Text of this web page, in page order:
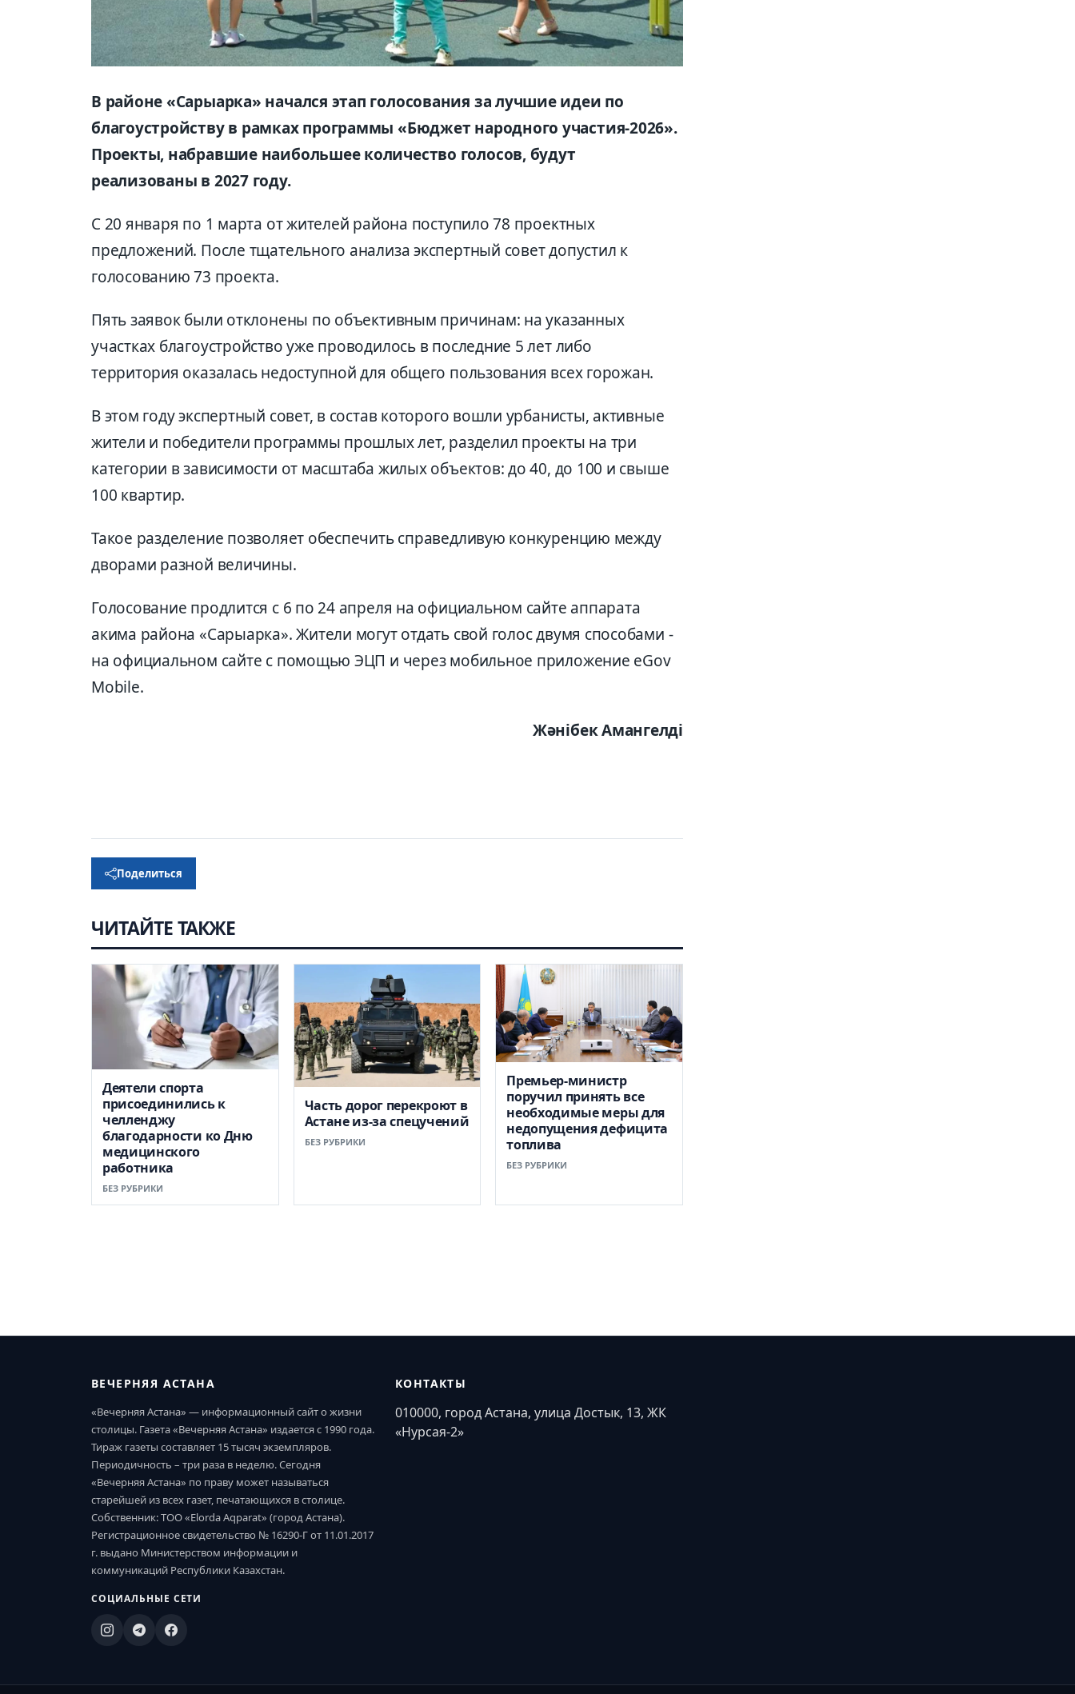
В районе «Сарыарка» начался этап голосования за лучшие идеи по
благоустройству в рамках программы «Бюджет народного участия-2026».
Проекты, набравшие наибольшее количество голосов, будут
реализованы в 2027 году.
С 20 января по 1 марта от жителей района поступило 78 проектных
предложений. После тщательного анализа экспертный совет допустил к
голосованию 73 проекта.
Пять заявок были отклонены по объективным причинам: на указанных
участках благоустройство уже проводилось в последние 5 лет либо
территория оказалась недоступной для общего пользования всех горожан.
В этом году экспертный совет, в состав которого вошли урбанисты, активные
жители и победители программы прошлых лет, разделил проекты на три
категории в зависимости от масштаба жилых объектов: до 40, до 100 и свыше
100 квартир.
Такое разделение позволяет обеспечить справедливую конкуренцию между
дворами разной величины.
Голосование продлится с 6 по 24 апреля на официальном сайте аппарата
акима района «Сарыарка». Жители могут отдать свой голос двумя способами -
на официальном сайте с помощью ЭЦП и через мобильное приложение eGov
Mobile.
Жәнібек Амангелді
Поделиться
ЧИТАЙТЕ ТАКЖЕ
Деятели спорта
присоединились к
челленджу
благодарности ко Дню
медицинского
работника
БЕЗ РУБРИКИ
Часть дорог перекроют в
Астане из-за спецучений
БЕЗ РУБРИКИ
Премьер-министр
поручил принять все
необходимые меры для
недопущения дефицита
топлива
БЕЗ РУБРИКИ
ВЕЧЕРНЯЯ АСТАНА
«Вечерняя Астана» — информационный сайт о жизни
столицы. Газета «Вечерняя Астана» издается с 1990 года.
Тираж газеты составляет 15 тысяч экземпляров.
Периодичность – три раза в неделю. Сегодня
«Вечерняя Астана» по праву может называться
старейшей из всех газет, печатающихся в столице.
Собственник: ТОО «Elorda Aqparat» (город Астана).
Регистрационное свидетельство № 16290-Г от 11.01.2017
г. выдано Министерством информации и
коммуникаций Республики Казахстан.
СОЦИАЛЬНЫЕ СЕТИ
КОНТАКТЫ
010000, город Астана, улица Достык, 13, ЖК
«Нурсая-2»